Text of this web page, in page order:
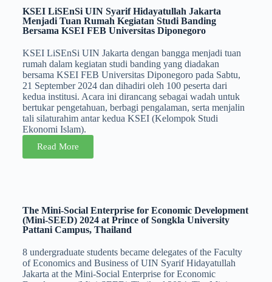
KSEI LiSEnSi UIN Syarif Hidayatullah Jakarta
Menjadi Tuan Rumah Kegiatan Studi Banding
Bersama KSEI FEB Universitas Diponegoro
KSEI LiSEnSi UIN Jakarta dengan bangga menjadi tuan
rumah dalam kegiatan studi banding yang diadakan
bersama KSEI FEB Universitas Diponegoro pada Sabtu,
21 September 2024 dan dihadiri oleh 100 peserta dari
kedua institusi. Acara ini dirancang sebagai wadah untuk
bertukar pengetahuan, berbagi pengalaman, serta menjalin
tali silaturahim antar kedua KSEI (Kelompok Studi
Ekonomi Islam).
Read More
The Mini-Social Enterprise for Economic Development
(Mini-SEED) 2024 at Prince of Songkla University
Pattani Campus, Thailand
8 undergraduate students became delegates of the Faculty
of Economics and Business of UIN Syarif Hidayatullah
Jakarta at the Mini-Social Enterprise for Economic